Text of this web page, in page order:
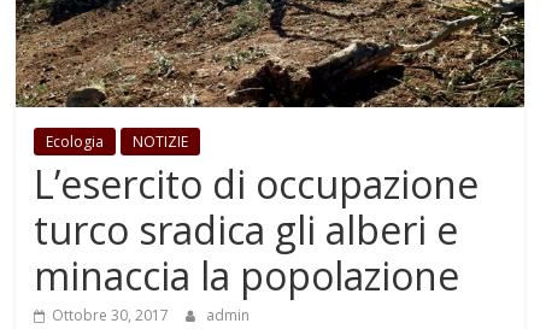
Ecologia NOTIZIE
L’esercito di occupazione
turco sradica gli alberi e
minaccia la popolazione
Ottobre 30, 2017 admin